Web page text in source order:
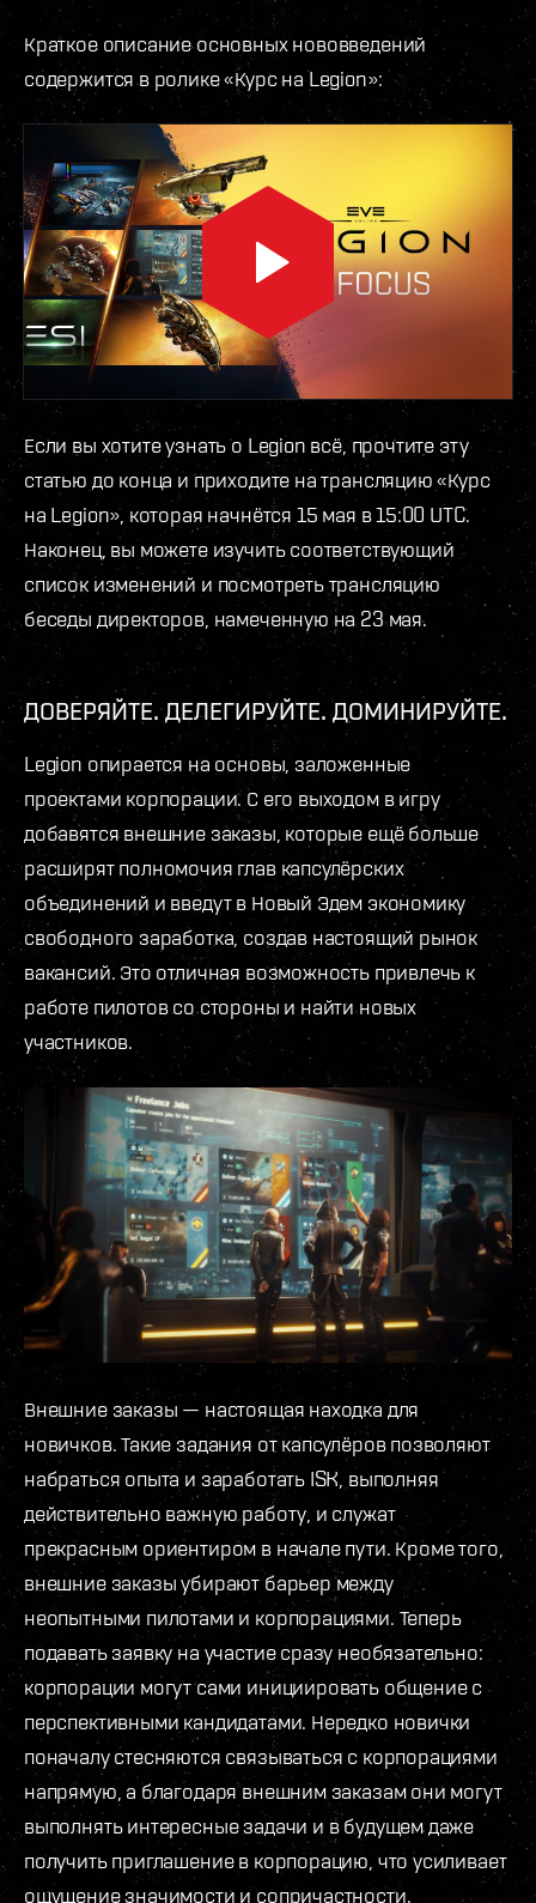
Краткое описание основных нововведений
содержится в ролике «Курс на Legion»:
Если вы хотите узнать о Legion всё, прочтите эту
статью до конца и приходите на трансляцию «Курс
на Legion», которая начнётся 15 мая в 15:00 UTC.
Наконец, вы можете изучить соответствующий
список изменений и посмотреть трансляцию
беседы директоров, намеченную на 23 мая.
ДОВЕРЯЙТЕ. ДЕЛЕГИРУЙТЕ. ДОМИНИРУЙТЕ.
Legion опирается на основы, заложенные
проектами корпорации. С его выходом в игру
добавятся внешние заказы, которые ещё больше
расширят полномочия глав капсулёрских
объединений и введут в Новый Эдем экономику
свободного заработка, создав настоящий рынок
вакансий. Это отличная возможность привлечь к
работе пилотов со стороны и найти новых
участников.
Внешние заказы — настоящая находка для
новичков. Такие задания от капсулёров позволяют
набраться опыта и заработать ISK, выполняя
действительно важную работу, и служат
прекрасным ориентиром в начале пути. Кроме того,
внешние заказы убирают барьер между
неопытными пилотами и корпорациями. Теперь
подавать заявку на участие сразу необязательно:
корпорации могут сами инициировать общение с
перспективными кандидатами. Нередко новички
поначалу стесняются связываться с корпорациями
напрямую, а благодаря внешним заказам они могут
выполнять интересные задачи и в будущем даже
получить приглашение в корпорацию, что усиливает
ощущение значимости и сопричастности.